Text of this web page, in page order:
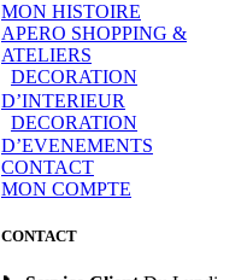
MON HISTOIRE
APERO SHOPPING &
ATELIERS
DECORATION
D’INTERIEUR
DECORATION
D’EVENEMENTS
CONTACT
MON COMPTE
CONTACT